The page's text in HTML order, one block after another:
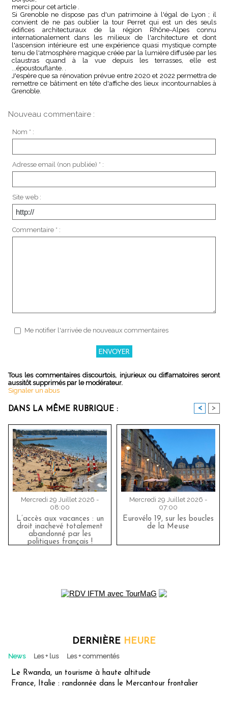
merci pour cet article .
Si Grenoble ne dispose pas d'un patrimoine à l'égal de Lyon ; il
convient de ne pas oublier la tour Perret qui est un des seuls
édifices architecturaux de la région Rhône-Alpes connu
internationalement dans les milieux de l'architecture et dont
l'ascension intérieure est une expérience quasi mystique compte
tenu de l'atmosphère magique créée par la lumière diffusée par les
claustras quand à la vue depuis les terrasses, elle est
...époustouflante. .
J'espère que sa rénovation prévue entre 2020 et 2022 permettra de
remettre ce bâtiment en tête d'affiche des lieux incontournables à
Grenoble.
Nouveau commentaire :
Nom * :
Adresse email (non publiée) * :
Site web :
Commentaire * :
Me notifier l'arrivée de nouveaux commentaires
Tous les commentaires discourtois, injurieux ou diffamatoires seront
aussitôt supprimés par le modérateur.
Signaler un abus
DANS LA MÊME RUBRIQUE : < >
Mercredi 29 Juillet 2026 -
08:00
L’accès aux vacances : un
droit inachevé totalement
abandonné par les
politiques français !
Mercredi 29 Juillet 2026 -
07:00
Eurovélo 19, sur les boucles
de la Meuse
DERNIÈRE HEURE
News Les + lus Les + commentés
Le Rwanda, un tourisme à haute altitude
France, Italie : randonnée dans le Mercantour frontalier